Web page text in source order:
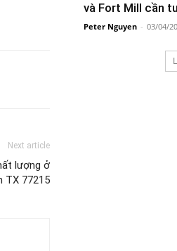
Next article
lượng ở
TX 77215
và Fort Mill cần
Peter Nguyen - 03/04/